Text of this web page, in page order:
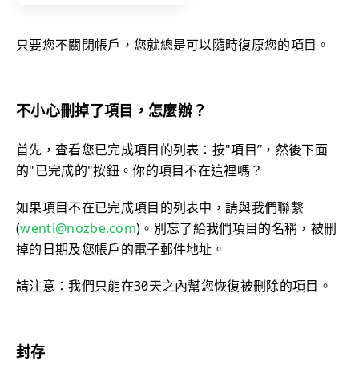
只要您不關閉帳戶，您就總是可以隨時復原您的項目。
不小心刪掉了項目，怎麼辦？
首先，查看您已完成項目的列表：按"項目”，然後下面
的"已完成的"按鈕。你的項目不在這裡嗎？
如果項目不在已完成項目的列表中，請與我們聯繫
(wenti@nozbe.com)。別忘了給我們項目的名稱，被刪
掉的日期及您帳戶的電子郵件地址。
請注意：我們只能在30天之內幫您恢復被刪除的項目。
封存